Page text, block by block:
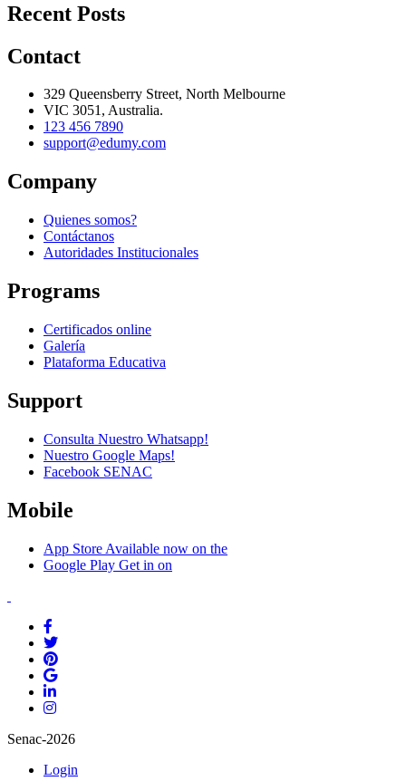
Recent Posts
Contact
329 Queensberry Street, North Melbourne
VIC 3051, Australia.
123 456 7890
support@edumy.com
Company
Quienes somos?
Contáctanos
Autoridades Institucionales
Programs
Certificados online
Galería
Plataforma Educativa
Support
Consulta Nuestro Whatsapp!
Nuestro Google Maps!
Facebook SENAC
Mobile
App Store Available now on the
Google Play Get in on
Senac-2026
Login